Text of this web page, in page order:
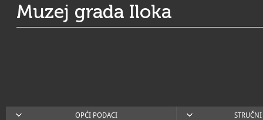
Muzej grada Iloka
OPĆI PODACI